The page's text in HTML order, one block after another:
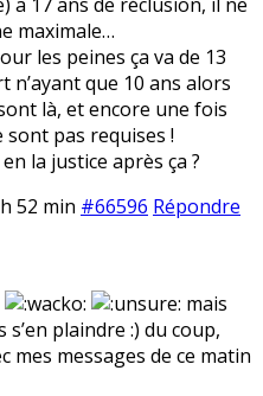
maximale…
les peines ça va de 13
n’ayant que 10 ans alors
là, et encore une fois
sont pas requises !
la justice après ça ?
52 min #66596 Répondre
mais
plaindre :) du coup,
mes messages de ce matin